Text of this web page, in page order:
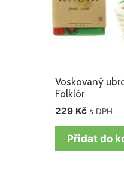
Voskovaný
Folklór
229 Kč s DPH
Přidat do